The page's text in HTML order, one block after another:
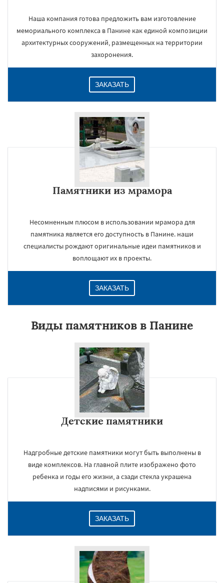
Наша компания готова предложить вам изготовление
мемориального комплекса в Панине как единой композиции
архитектурных сооружений, размещенных на территории
захоронения.
ЗАКАЗАТЬ
Памятники из мрамора
Несомненным плюсом в использовании мрамора для
памятника является его доступность в Панине. наши
специалисты рождают оригинальные идеи памятников и
воплощают их в проекты.
ЗАКАЗАТЬ
Виды памятников в Панине
Детские памятники
Надгробные детские памятники могут быть выполнены в
виде комплексов. На главной плите изображено фото
ребенка и годы его жизни, а сзади стекла украшена
надписями и рисунками.
ЗАКАЗАТЬ